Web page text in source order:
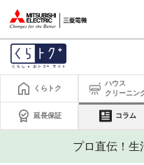
くらトク
ハウス
クリーニン
延長保証 コラム
プロ直伝！生